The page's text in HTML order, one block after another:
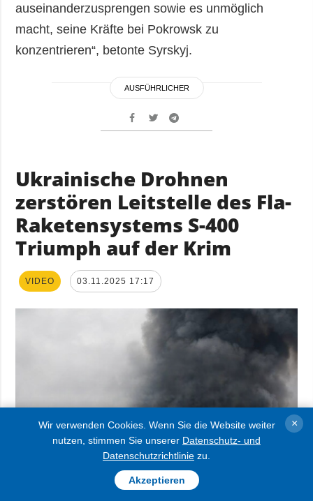
auseinanderzusprengen sowie es unmöglich
macht, seine Kräfte bei Pokrowsk zu
konzentrieren“, betonte Syrskyj.
AUSFÜHRLICHER
Ukrainische Drohnen
zerstören Leitstelle des Fla-
Raketensystems S-400
Triumph auf der Krim
VIDEO 03.11.2025 17:17
Wir verwenden Cookies. Wenn Sie die Website weiter
nutzen, stimmen Sie unserer Datenschutz- und
Datenschutzrichtlinie zu.
Akzeptieren
×